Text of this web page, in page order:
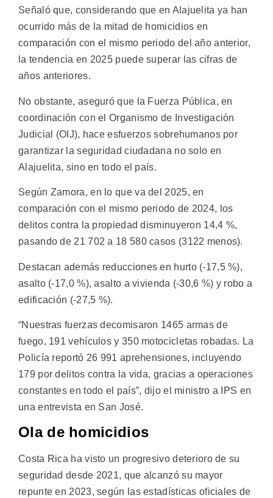
Señaló que, considerando que en Alajuelita ya han
ocurrido más de la mitad de homicidios en
comparación con el mismo periodo del año anterior,
la tendencia en 2025 puede superar las cifras de
años anteriores.
No obstante, aseguró que la Fuerza Pública, en
coordinación con el Organismo de Investigación
Judicial (OIJ), hace esfuerzos sobrehumanos por
garantizar la seguridad ciudadana no solo en
Alajuelita, sino en todo el país.
Según Zamora, en lo que va del 2025, en
comparación con el mismo periodo de 2024, los
delitos contra la propiedad disminuyeron 14,4 %,
pasando de 21 702 a 18 580 casos (3122 menos).
Destacan además reducciones en hurto (-17,5 %),
asalto (-17,0 %), asalto a vivienda (-30,6 %) y robo a
edificación (-27,5 %).
“Nuestras fuerzas decomisaron 1465 armas de
fuego, 191 vehículos y 350 motocicletas robadas. La
Policía reportó 26 991 aprehensiones, incluyendo
179 por delitos contra la vida, gracias a operaciones
constantes en todo el país”, dijo el ministro a IPS en
una entrevista en San José.
Ola de homicidios
Costa Rica ha visto un progresivo deterioro de su
seguridad desde 2021, que alcanzó su mayor
repunte en 2023, según las estadísticas oficiales de